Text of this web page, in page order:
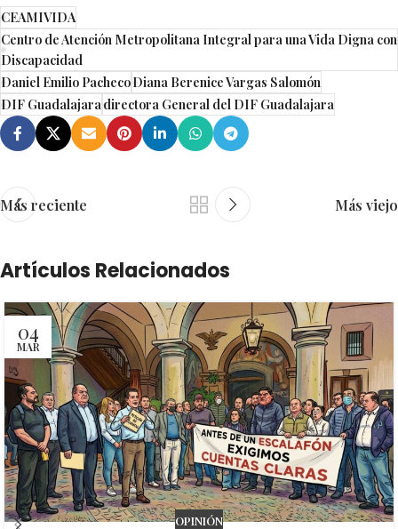
CEAMIVIDA
Centro de Atención Metropolitana Integral para una Vida Digna con
Discapacidad
Daniel Emilio PachecoDiana Berenice Vargas Salomón
DIF Guadalajaradirectora General del DIF Guadalajara
Más reciente Más viejo
Artículos Relacionados
04
MAR
OPINIÓN